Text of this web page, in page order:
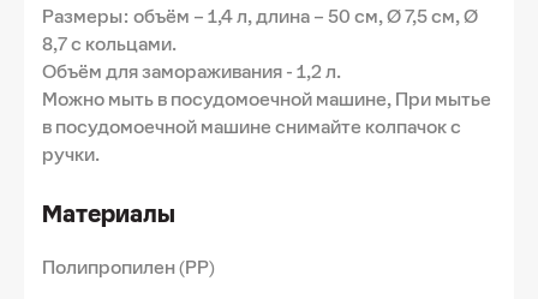
Размеры: объём – 1,4 л, длина – 50 см, Ø 7,5 см, Ø
8,7 с кольцами.
Объём для замораживания - 1,2 л.
Можно мыть в посудомоечной машине, При мытье
в посудомоечной машине снимайте колпачок с
ручки.
Материалы
Полипропилен (PP)